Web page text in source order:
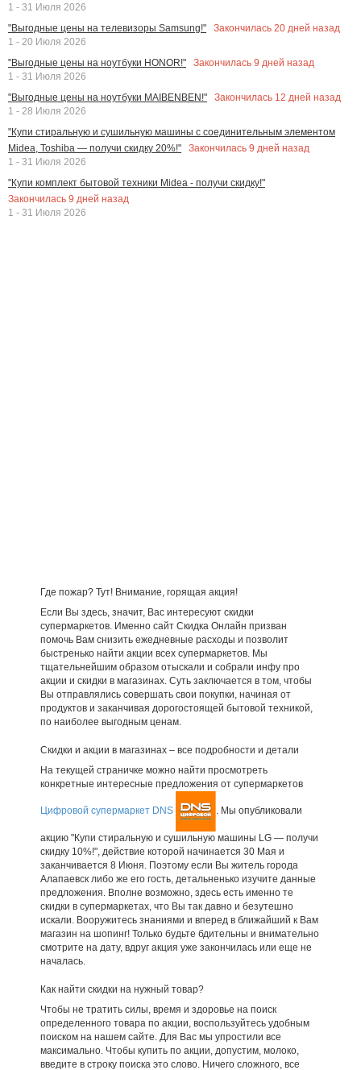
1 - 31 Июля 2026
"Выгодные цены на телевизоры Samsung!"
Закончилась 20 дней назад
1 - 20 Июля 2026
"Выгодные цены на ноутбуки HONOR!"
Закончилась 9 дней назад
1 - 31 Июля 2026
"Выгодные цены на ноутбуки MAIBENBEN!"
Закончилась 12 дней назад
1 - 28 Июля 2026
"Купи стиральную и сушильную машины с соединительным элементом
Midea, Toshiba — получи скидку 20%!"
Закончилась 9 дней назад
1 - 31 Июля 2026
"Купи комплект бытовой техники Midea - получи скидку!"
Закончилась 9 дней назад
1 - 31 Июля 2026
Где пожар? Тут! Внимание, горящая акция!
Если Вы здесь, значит, Вас интересуют скидки
супермаркетов. Именно сайт Скидка Онлайн призван
помочь Вам снизить ежедневные расходы и позволит
быстренько найти акции всех супермаркетов. Мы
тщательнейшим образом отыскали и собрали инфу про
акции и скидки в магазинах. Суть заключается в том, чтобы
Вы отправлялись совершать свои покупки, начиная от
продуктов и заканчивая дорогостоящей бытовой техникой,
по наиболее выгодным ценам.
Скидки и акции в магазинах – все подробности и детали
На текущей страничке можно найти просмотреть
конкретные интересные предложения от супермаркетов
Цифровой супермаркет DNS . Мы опубликовали
акцию "Купи стиральную и сушильную машины LG — получи
скидку 10%!", действие которой начинается 30 Мая и
заканчивается 8 Июня. Поэтому если Вы житель города
Алапаевск либо же его гость, детальненько изучите данные
предложения. Вполне возможно, здесь есть именно те
скидки в супермаркетах, что Вы так давно и безутешно
искали. Вооружитесь знаниями и вперед в ближайший к Вам
магазин на шопинг! Только будьте бдительны и внимательно
смотрите на дату, вдруг акция уже закончилась или еще не
началась.
Как найти скидки на нужный товар?
Чтобы не тратить силы, время и здоровье на поиск
определенного товара по акции, воспользуйтесь удобным
поиском на нашем сайте. Для Вас мы упростили все
максимально. Чтобы купить по акции, допустим, молоко,
введите в строку поиска это слово. Ничего сложного, все